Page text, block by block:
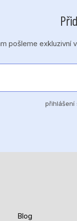
pošleme exkluzivní
přihlášení
Blog